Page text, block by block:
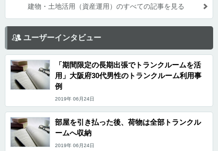
建物・土地活用（資産運用）のすべての記事を見る
ユーザーインタビュー
「期間限定の長期出張でトランクルームを活
用」大阪府30代男性のトランクルーム利用事
例
2019年 06月24日
部屋を引き払った後、荷物は全部トランクル
ームへ収納
2019年 06月24日